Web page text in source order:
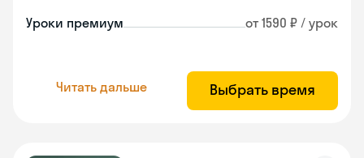
Уроки премиум от 1590 ₽ / урок
Читать дальше Выбрать время